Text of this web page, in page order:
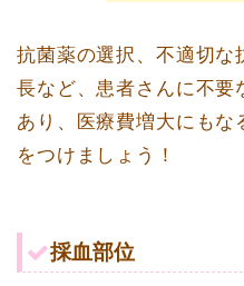
抗菌薬の選択、不適切な
長など、患者さんに不要
あり、医療費増大にもな
をつけましょう！
採血部位